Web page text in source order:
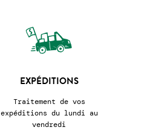
EXPÉDITIONS
Traitement de vos
expéditions du lundi au
vendredi